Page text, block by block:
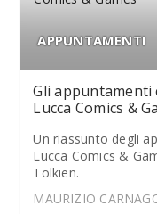
APPUNTAMENTI
Gli appuntamenti
Lucca Comics &
Un riassunto degli
Lucca Comics &
Tolkien.
MAURIZIO